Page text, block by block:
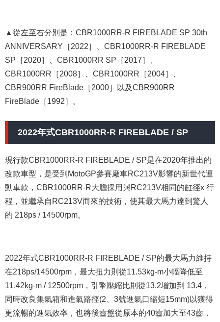
▲從左至右分別是：CBR1000RR-R FIREBLADE SP 30th
ANNIVERSARY［2022］、CBR1000RR-R FIREBLADE
SP［2020］、CBR1000RR SP［2017］、
CBR1000RR［2008］、CBR1000RR［2004］、
CBR900RR FireBlade［2000］以及CBR900RR
FireBlade［1992］。
2022年式CBR1000RR-R FIREBLADE / SP
現行款CBR1000RR-R FIREBLADE / SP是在2020年推出的
改款車型，是受到MotoGP參賽廠車RC213V影響的新世代運
動車款，CBR1000RR-R大膽採用與RC213V相同的缸徑x 行
程，並繼承自RC213V而來的技術，使其最大馬力達到驚人
的 218ps / 14500rpm。
2022年式CBR1000RR-R FIREBLADE / SP的最大馬力維持
在218ps/14500rpm，最大扭力則從11.53kg-m小幅降低至
11.42kg-m / 12500rpm，引擎壓縮比則從13.2增加到 13.4，
同時改良集氣箱和進氣路徑(2、3號進氣口縮短15mm)以獲得
更流暢的進氣效率，也將後齒盤從原本的40齒加大至43齒，